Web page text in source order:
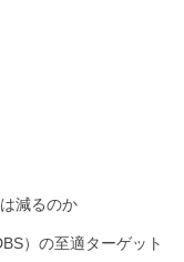
減るのか
）の至適ターゲット